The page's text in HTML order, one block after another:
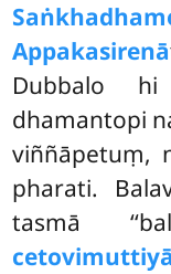
Appakasirenā
Dubbalo hi
dhamantopi
viññāpetuṃ,
pharati.
tasmā